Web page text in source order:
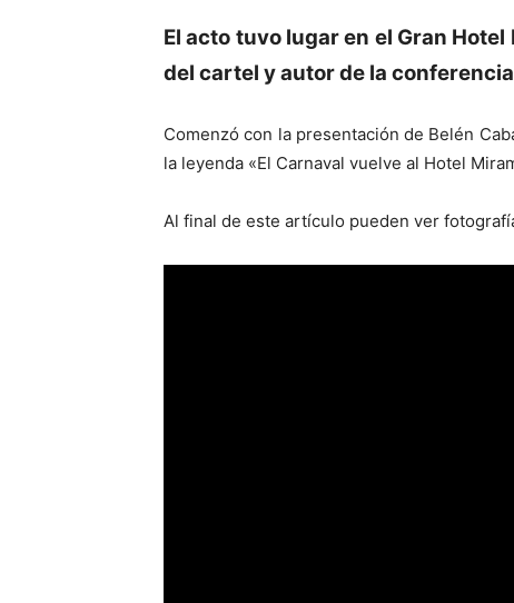
El acto tuvo lugar en el Gran
del cartel y autor de la
Comenzó con la presentación de Belén
la leyenda «El Carnaval vuelve al Hotel
Al final de este artículo pueden ver